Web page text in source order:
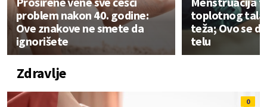
problem nakon 40. godine:
Ove znakove ne smete da
ignorišete
toplotnog
teža; Ovo se
telu
Zdravlje
0